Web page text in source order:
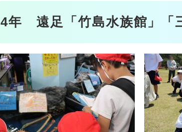
4年 遠足「竹島水族館」「